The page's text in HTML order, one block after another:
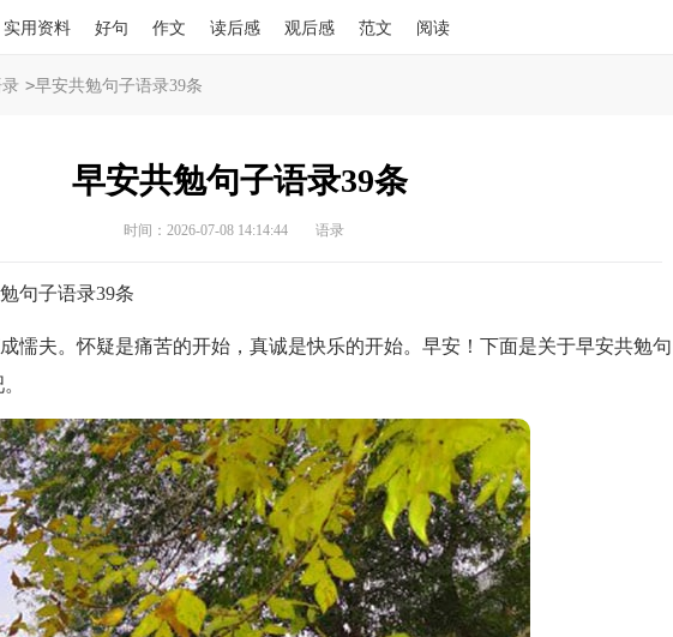
实用资料 好句 作文 读后感 观后感 范文 阅读
>早安共勉句子语录39条
早安共勉句子语录39条
时间：2026-07-08 14:14:44 语录
句子语录39条
夫。怀疑是痛苦的开始，真诚是快乐的开始。早安！下面是关于早安共勉句